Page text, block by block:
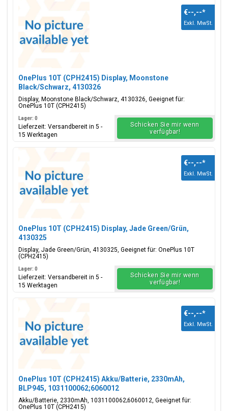
OnePlus 10T (CPH2415) Display, Moonstone
Black/Schwarz, 4130326
Display, Moonstone Black/Schwarz, 4130326, Geeignet für:
OnePlus 10T (CPH2415)
€--,--*
Exkl. MwSt.
Lager: 0
Lieferzeit: Versandbereit in 5 -
15 Werktagen
Schicken Sie mir wenn
verfügbar!
OnePlus 10T (CPH2415) Display, Jade Green/Grün,
4130325
Display, Jade Green/Grün, 4130325, Geeignet für: OnePlus 10T
(CPH2415)
€--,--*
Exkl. MwSt.
Lager: 0
Lieferzeit: Versandbereit in 5 -
15 Werktagen
Schicken Sie mir wenn
verfügbar!
OnePlus 10T (CPH2415) Akku/Batterie, 2330mAh,
BLP945, 1031100062;6060012
Akku/Batterie, 2330mAh, 1031100062;6060012, Geeignet für:
OnePlus 10T (CPH2415)
€--,--*
Exkl. MwSt.